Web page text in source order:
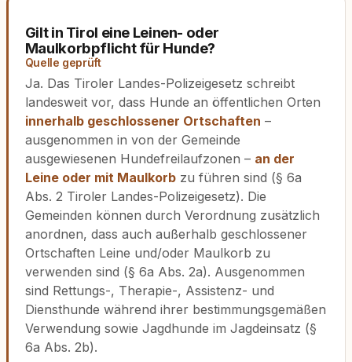
Gilt in Tirol eine Leinen- oder
Maulkorbpflicht für Hunde?
Quelle geprüft
Ja. Das Tiroler Landes-Polizeigesetz schreibt
landesweit vor, dass Hunde an öffentlichen Orten
innerhalb geschlossener Ortschaften –
ausgenommen in von der Gemeinde
ausgewiesenen Hundefreilaufzonen – an der
Leine oder mit Maulkorbzu führen sind (§ 6a
Abs. 2 Tiroler Landes-Polizeigesetz). Die
Gemeinden können durch Verordnung zusätzlich
anordnen, dass auch außerhalb geschlossener
Ortschaften Leine und/oder Maulkorb zu
verwenden sind (§ 6a Abs. 2a). Ausgenommen
sind Rettungs-, Therapie-, Assistenz- und
Diensthunde während ihrer bestimmungsgemäßen
Verwendung sowie Jagdhunde im Jagdeinsatz (§
6a Abs. 2b).